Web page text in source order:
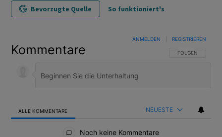
Bevorzugte Quelle So funktioniert's
Kommentare FOLGE DIESER
FOLGEN
ANMELDEN REGISTRIEREN
ALLE KOMMENTARE NEUESTE
Noch keine Kommentare